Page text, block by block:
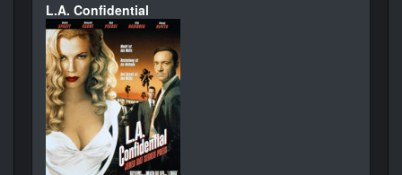
L.A. Confidential